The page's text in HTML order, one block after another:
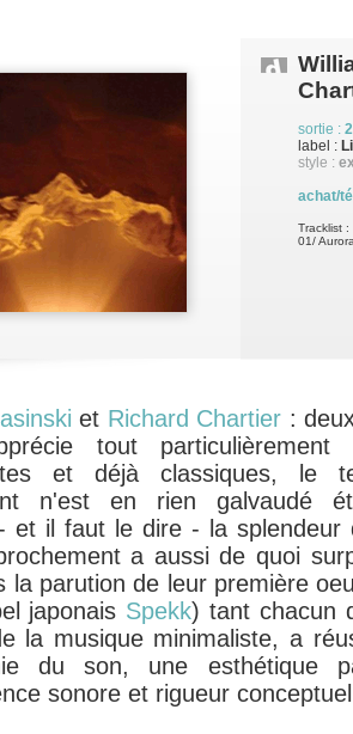
sortie :
label :
style :
achat/
Tracklist :
01/
et Richard Chartier :
tout
et déjà classiques, le
n'est en rien galvaudé
et il faut le dire - la splendeur
a aussi de quoi
la parution de leur première
japonais Spekk) tant chacun
la musique minimaliste, a
du son, une esthétique
sonore et rigueur